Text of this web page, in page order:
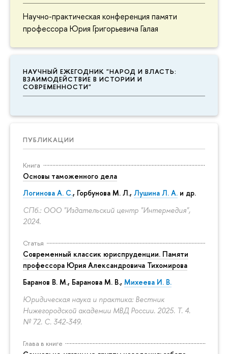
Научно-практическая конференция памяти
профессора Юрия Григорьевича Галая
НАУЧНЫЙ ЕЖЕГОДНИК "НАРОД И ВЛАСТЬ:
ВЗАИМОДЕЙСТВИЕ В ИСТОРИИ И
СОВРЕМЕННОСТИ"
ПУБЛИКАЦИИ
Книга
Основы таможенного дела
Логинова А. С., Горбунова М. Л., Лушина Л. А. и др.
СПб.: ООО "Издательский центр "Интермедия",
2024.
Статья
Современный классик юриспруденции. Памяти
профессора Юрия Александровича Тихомирова
Баранов В. М., Баранова М. В., Михеева И. В.
Юридическая наука и практика: Вестник
Нижегородской академии МВД России. 2025. Т. 4.
№ 72. С. 342-349.
Глава в книге